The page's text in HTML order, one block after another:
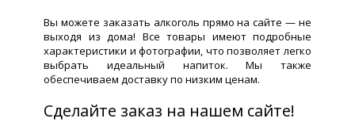
Вы можете заказать алкоголь прямо на сайте — не
выходя из дома! Все товары имеют подробные
характеристики и фотографии, что позволяет легко
выбрать идеальный напиток. Мы также
обеспечиваем доставку по низким ценам.
Сделайте заказ на нашем сайте!